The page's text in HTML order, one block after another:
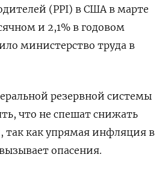
(PPI) в США в марте
и 2,1% в годовом
министерство труда в
резервной системы
что не спешат снижать
так как упрямая инфляция в
опасения.